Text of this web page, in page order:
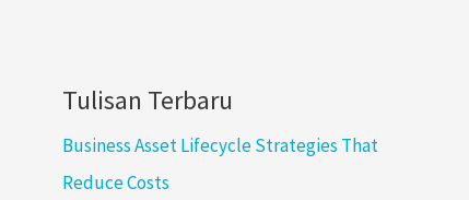
Tulisan Terbaru
Business Asset Lifecycle Strategies That
Reduce Costs